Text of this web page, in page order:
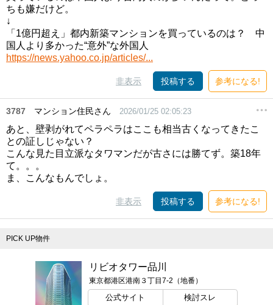
ちも嫌だけど。
↓
「1億円超え」都内新築マンションを買っているのは？ 中
国人より多かった“意外”な外国人
https://news.yahoo.co.jp/articles/...
非表示 投稿する 参考になる!
3787 マンション住民さん 2026/01/25 02:05:23
あと、壁剥がれてペラペラはここも相当古くなってきたこ
との証しじゃない？
こんな見た目立派なタワマンだが古さには勝てず。築18年
て。。。
ま、こんなもんでしょ。
非表示 投稿する 参考になる!
PICK UP物件
リビオタワー品川
東京都港区港南３丁目7-2（地番）
公式サイト 検討スレ